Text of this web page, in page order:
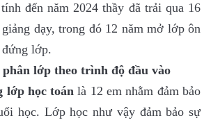
đến năm 2024 thầy đã trải qua 16
dạy, trong đó 12 năm mở lớp ôn
lớp.
phân lớp theo trình độ đầu vào
lớp học toánlà 12 em nhằm đảm bảo
học. Lớp học như vậy đảm bảo sự